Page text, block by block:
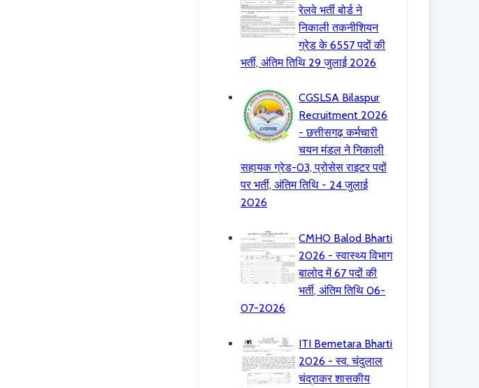
रेलवे भर्ती बोर्ड ने
निकाली तकनीशियन
ग्रेड के 6557 पदों की
भर्ती, अंतिम तिथि 29 जुलाई 2026
CGSLSA Bilaspur
Recruitment 2026
- छत्तीसगढ़ कर्मचारी
चयन मंडल ने निकाली
सहायक ग्रेड-03, प्रोसेस राइटर पदों
पर भर्ती, अंतिम तिथि - 24 जुलाई
2026
CMHO Balod Bharti
2026 - स्वास्थ्य विभाग
बालोद में 67 पदों की
भर्ती, अंतिम तिथि 06-
07-2026
ITI Bemetara Bharti
2026 - स्व. चंदुलाल
चंद्राकर शासकीय